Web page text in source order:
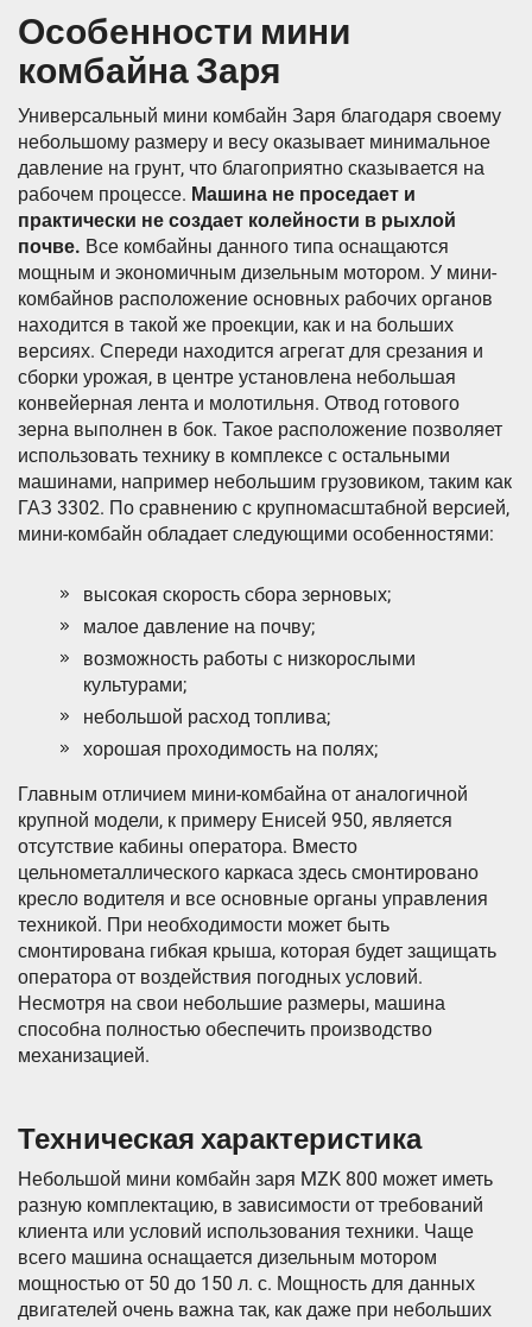
Особенности мини
комбайна Заря
Универсальный мини комбайн Заря благодаря своему
небольшому размеру и весу оказывает минимальное
давление на грунт, что благоприятно сказывается на
рабочем процессе. Машина не проседает и
практически не создает колейности в рыхлой
почве. Все комбайны данного типа оснащаются
мощным и экономичным дизельным мотором. У мини-
комбайнов расположение основных рабочих органов
находится в такой же проекции, как и на больших
версиях. Спереди находится агрегат для срезания и
сборки урожая, в центре установлена небольшая
конвейерная лента и молотильня. Отвод готового
зерна выполнен в бок. Такое расположение позволяет
использовать технику в комплексе с остальными
машинами, например небольшим грузовиком, таким как
ГАЗ 3302. По сравнению с крупномасштабной версией,
мини-комбайн обладает следующими особенностями:
высокая скорость сбора зерновых;
малое давление на почву;
возможность работы с низкорослыми
культурами;
небольшой расход топлива;
хорошая проходимость на полях;
Главным отличием мини-комбайна от аналогичной
крупной модели, к примеру Енисей 950, является
отсутствие кабины оператора. Вместо
цельнометаллического каркаса здесь смонтировано
кресло водителя и все основные органы управления
техникой. При необходимости может быть
смонтирована гибкая крыша, которая будет защищать
оператора от воздействия погодных условий.
Несмотря на свои небольшие размеры, машина
способна полностью обеспечить производство
механизацией.
Техническая характеристика
Небольшой мини комбайн заря MZK 800 может иметь
разную комплектацию, в зависимости от требований
клиента или условий использования техники. Чаще
всего машина оснащается дизельным мотором
мощностью от 50 до 150 л. с. Мощность для данных
двигателей очень важна так, как даже при небольших